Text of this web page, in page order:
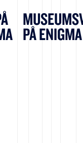
PÅ ENIGMA